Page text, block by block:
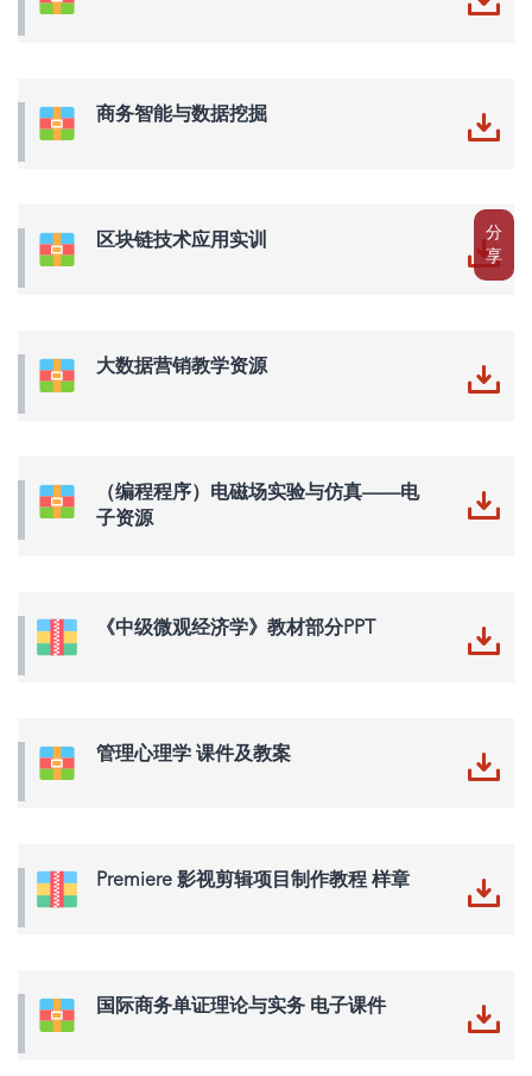
分
享
商务智能与数据挖掘
区块链技术应用实训
大数据营销教学资源
（编程程序）电磁场实验与仿真——电
子资源
《中级微观经济学》教材部分PPT
管理心理学 课件及教案
Premiere 影视剪辑项目制作教程 样章
国际商务单证理论与实务 电子课件